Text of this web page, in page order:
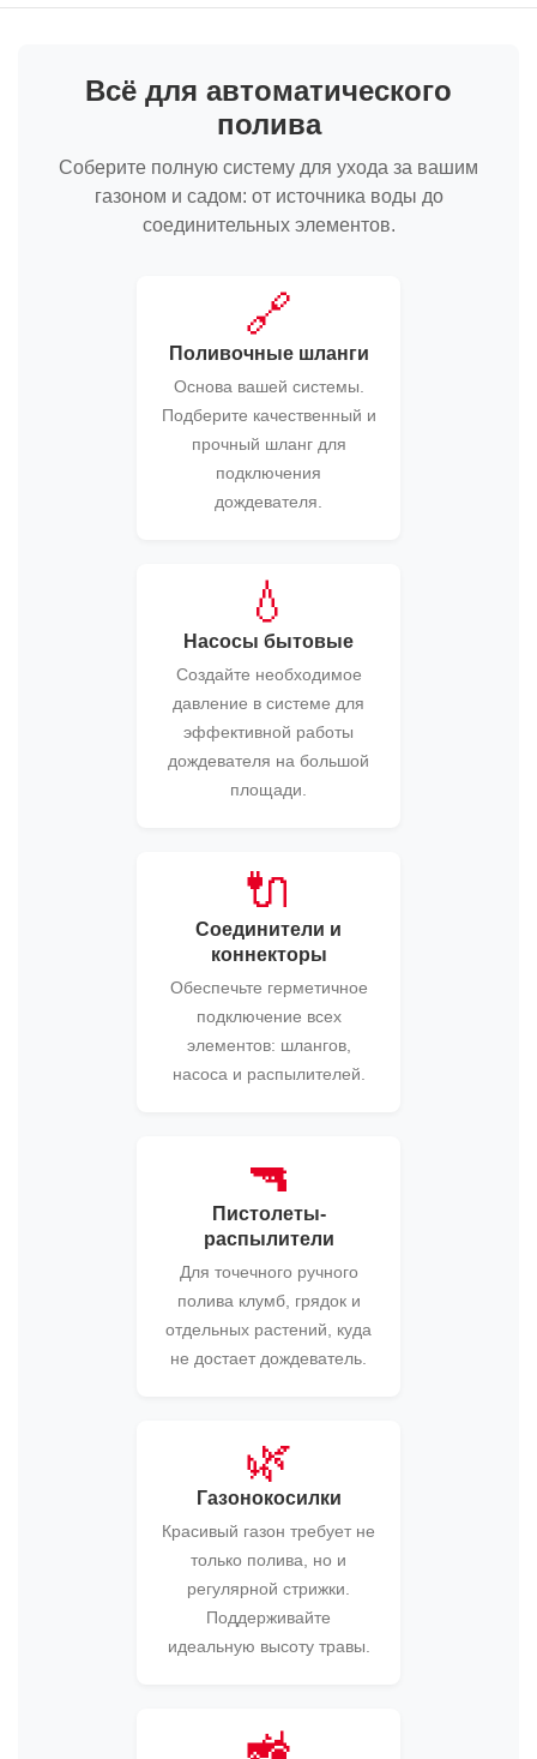
Всё для автоматического
полива
Соберите полную систему для ухода за вашим
газоном и садом: от источника воды до
соединительных элементов.
🔗
Поливочные шланги
Основа вашей системы.
Подберите качественный и
прочный шланг для
подключения
дождевателя.
💧
Насосы бытовые
Создайте необходимое
давление в системе для
эффективной работы
дождевателя на большой
площади.
🔌
Соединители и
коннекторы
Обеспечьте герметичное
подключение всех
элементов: шлангов,
насоса и распылителей.
🔫
Пистолеты-
распылители
Для точечного ручного
полива клумб, грядок и
отдельных растений, куда
не достает дождеватель.
🌿
Газонокосилки
Красивый газон требует не
только полива, но и
регулярной стрижки.
Поддерживайте
идеальную высоту травы.
🚜